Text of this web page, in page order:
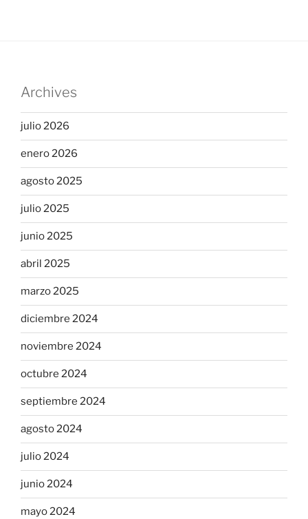
Archives
julio 2026
enero 2026
agosto 2025
julio 2025
junio 2025
abril 2025
marzo 2025
diciembre 2024
noviembre 2024
octubre 2024
septiembre 2024
agosto 2024
julio 2024
junio 2024
mayo 2024